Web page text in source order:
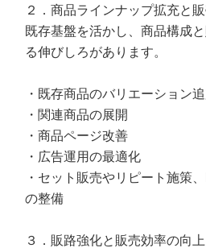
２．商品ラインナップ拡充と
既存基盤を活かし、商品構成
る伸びしろがあります。
・既存商品のバリエーション
・関連商品の展開
・商品ページ改善
・広告運用の最適化
・セット販売やリピート施策
の整備
３．販路強化と販売効率の向上